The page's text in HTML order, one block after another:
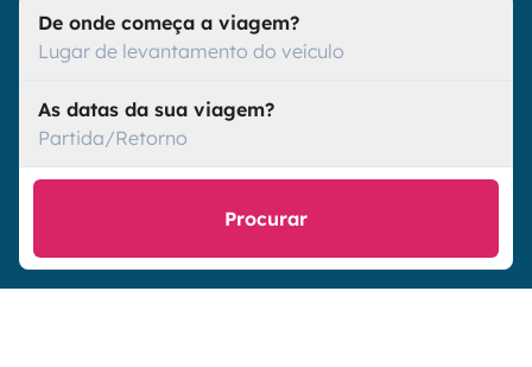
De onde começa a viagem?
Lugar de levantamento do veículo
As datas da sua viagem?
Partida/Retorno
Procurar